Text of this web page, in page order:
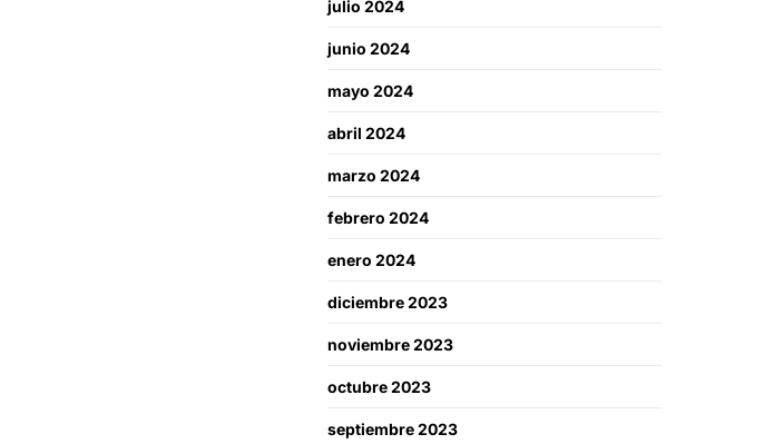
julio 2024
junio 2024
mayo 2024
abril 2024
marzo 2024
febrero 2024
enero 2024
diciembre 2023
noviembre 2023
octubre 2023
septiembre 2023